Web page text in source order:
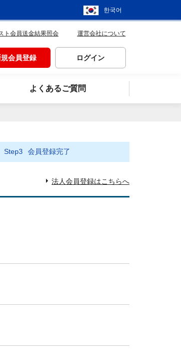
한국어
ト会員送金結果照会 運営会社について
規会員登録 ログイン
よくあるご質問
Step3 会員登録完了
法人会員登録はこちらへ